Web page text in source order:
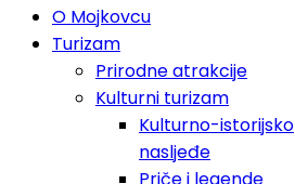
O Mojkovcu
Turizam
Prirodne atrakcije
Kulturni turizam
Kulturno-istorijsko
nasljeđe
Priče i legende